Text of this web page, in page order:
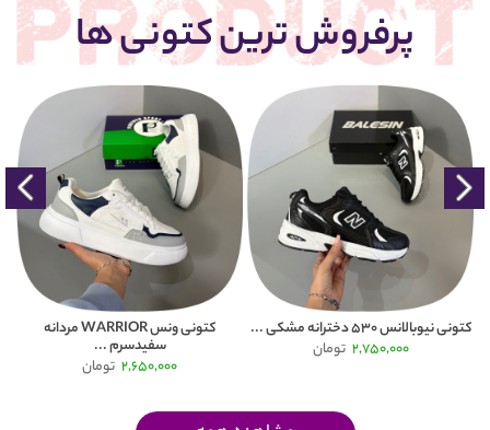
پرفروش ترین کتونی ها
کتونی نیوبالانس 530 دخترانه مشکی ...
2,750,000 تومان
کتونی ونس WARRIOR مردانه
سفیدسرم ...
2,650,000 تومان